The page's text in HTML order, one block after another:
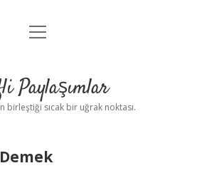
Anasayfa
Yasal Uyarı
menüyü
Paylaşımlar
birleştiği sıcak bir uğrak noktası.